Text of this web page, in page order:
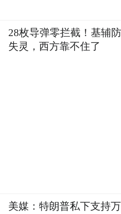
28枚导弹零拦截！基辅
失灵，西方靠不住了
美媒：特朗普私下支持